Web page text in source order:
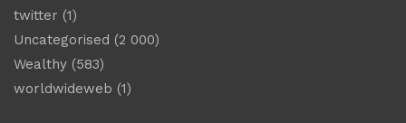
twitter (1)
Uncategorised (2 000)
Wealthy (583)
worldwideweb (1)